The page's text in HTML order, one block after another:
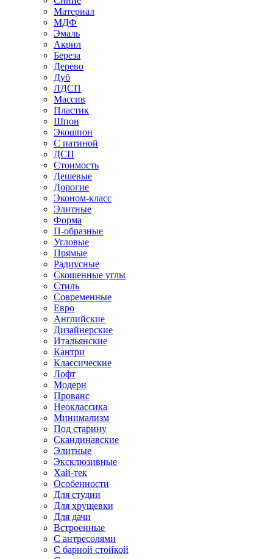
Материал
МДФ
Эмаль
Акрил
Береза
Дерево
Дуб
ЛДСП
Массив
Пластик
Шпон
Экошпон
С патиной
ДСП
Стоимость
Дешевые
Дорогие
Эконом-класс
Элитные
Форма
П-образные
Угловые
Прямые
Радиусные
Скошенные углы
Стиль
Современные
Евро
Английские
Дизайнерские
Итальянские
Кантри
Классические
Лофт
Модерн
Прованс
Неоклассика
Минимализм
Под старину
Скандинавские
Элитные
Эксклюзивные
Хай-тек
Особенности
Для студии
Для хрущевки
Для дачи
Встроенные
С антресолями
С барной стойкой